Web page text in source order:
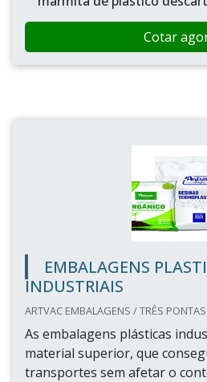
Cotar
EMBALAGENS
INDUSTRIAIS
ARTVAC EMBALAGENS / TRÊS
As embalagens plásticas
material superior, que
transportes sem afetar o